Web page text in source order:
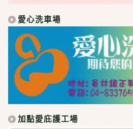
愛心洗車場
加點愛庇護工場